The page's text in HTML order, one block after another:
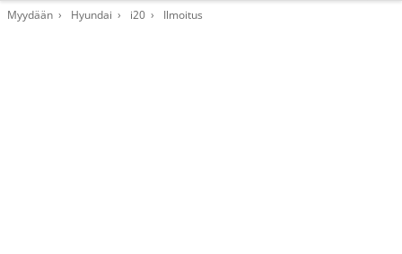
Myydään Hyundai i20 Ilmoitus